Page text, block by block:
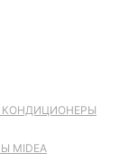
КОНДИЦИОНЕРЫ
MIDEA